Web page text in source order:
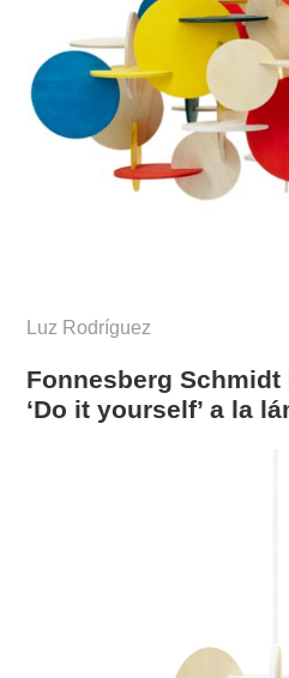
Luz Rodríguez
Fonnesberg
‘Do it yourself’ a la